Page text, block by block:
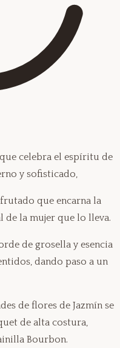
celebra el espíritu de
y sofisticado,
que encarna la
de la mujer que lo lleva.
de grosella y esencia
dando paso a un
de flores de Jazmín se
de alta costura,
Bourbon.